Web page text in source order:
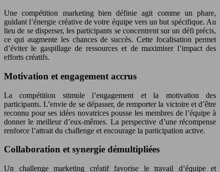
Une compétition marketing bien définie agit comme un phare,
guidant l’énergie créative de votre équipe vers un but spécifique. Au
lieu de se disperser, les participants se concentrent sur un défi précis,
ce qui augmente les chances de succès. Cette focalisation permet
d’éviter le gaspillage de ressources et de maximiser l’impact des
efforts créatifs.
Motivation et engagement accrus
La compétition stimule l’engagement et la motivation des
participants. L’envie de se dépasser, de remporter la victoire et d’être
reconnu pour ses idées novatrices pousse les membres de l’équipe à
donner le meilleur d’eux-mêmes. La perspective d’une récompense
renforce l’attrait du challenge et encourage la participation active.
Collaboration et synergie démultipliées
Un challenge marketing créatif favorise le travail d’équipe et